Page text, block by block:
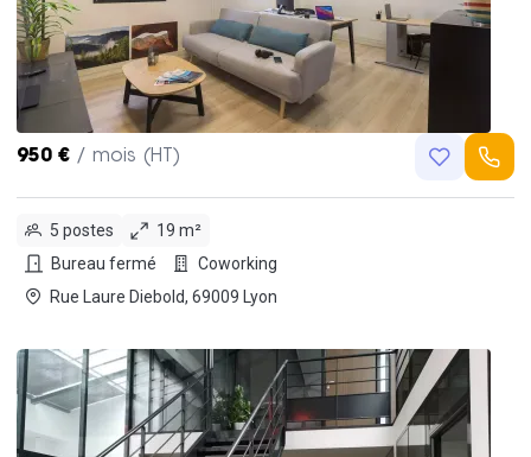
950 € / mois (HT)
5 postes
19 m²
Bureau fermé
Coworking
Rue Laure Diebold, 69009 Lyon